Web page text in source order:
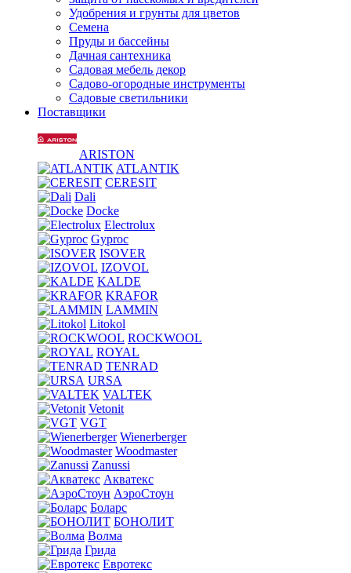
Удобрения и грунты для цветов
Семена
Пруды и бассейны
Дачная сантехника
Садовая мебель декор
Садово-огородные инструменты
Садовые светильники
Поставщики
ARISTON
ATLANTIK
CERESIT
Dali
Docke
Electrolux
Gyproc
ISOVER
IZOVOL
KALDE
KRAFOR
LAMMIN
Litokol
ROCKWOOL
ROYAL
TENRAD
URSA
VALTEK
Vetonit
VGT
Wienerberger
Woodmaster
Zanussi
Акватекс
АэроСтоун
Боларс
БОНОЛИТ
Волма
Грида
Евротекс